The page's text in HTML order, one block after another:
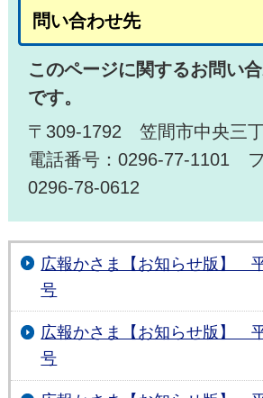
問い合わせ先
このページに関するお問い
です。
〒309-1792 笠間市中央三
電話番号：0296-77-1101 フ
0296-78-0612
広報かさま【お知らせ版】
号
広報かさま【お知らせ版】
号